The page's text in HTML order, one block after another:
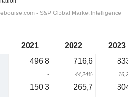
2021 2022
2023
496,8 716,6
- 44,24%
150,3 265,7